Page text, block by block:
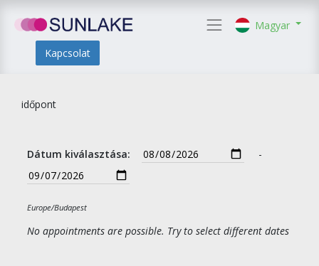
Magyar
Kapcsolat
időpont
Dátum kiválasztása: -
Europe/Budapest
No appointments are possible. Try to select different dates